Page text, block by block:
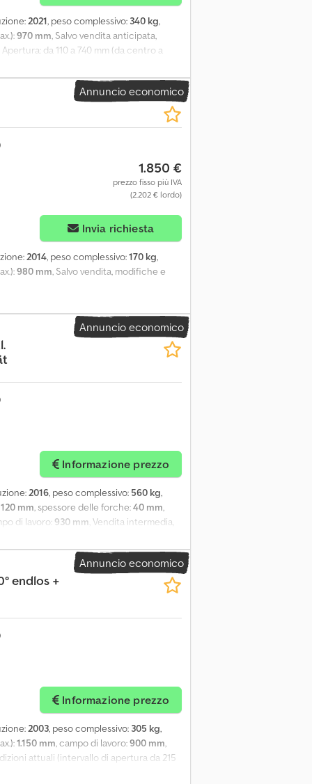
2021, peso complessivo: 340 kg,
970 mm, Salvo vendita anticipata,
da 110 a 740 mm (da centro a
Annuncio economico
1.850 €
prezzo fisso più IVA
(2.202 € lordo)
Invia richiesta
2014, peso complessivo:170 kg,
980 mm, Salvo vendita, modifiche e
Annuncio economico
Informazione prezzo
2016, peso complessivo: 560 kg,
120 mm, spessore delle forche:40 mm,
di lavoro: 930 mm, Vendita intermedia,
Annuncio economico
endlos +
Informazione prezzo
2003, peso complessivo: 305 kg,
1.150 mm, campo di lavoro:900 mm,
attuali (intervallo di apertura da 215